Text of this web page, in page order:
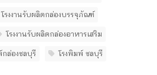
โรงงานรับผลิตกล่องบรรจุภัณฑ์
โรงงานรับผลิตกล่องอาหารเสริม
กล่องชลบุรี โรงพิมพ์ ชลบุรี